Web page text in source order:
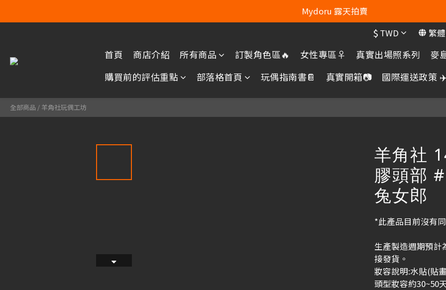
Line：mydoru2020   Line Officiel ：@703feias
Mydoru 露天拍賣
Line：mydoru2020   Line Officiel ：@703feias
$ TWD 繁
首頁 商店介紹 所有商品 訂製角色區🔥 女性專區♀️ 真實出場照系列
麥
購買前的評估重點
部落格首頁 玩偶指南書📔 真實開箱📷 國際運送政
全部商品 / 羊角社玩偶工坊
羊角社
膠頭部
兔女郎
*此產品目前沒有
生產製造週期預計
接發貨。
妝容說明:水貼(貼
頭型妝容約30~50